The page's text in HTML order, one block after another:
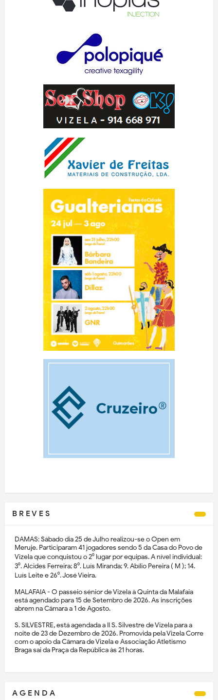
B R E V E S
DAMAS: Sábado dia 25 de Julho realizou-se o Open em
Meruje. Participaram 41 jogadores sendo 5 da Casa do Povo de
Vizela que conquistou o 2⁰ lugar por equipas. A nível individual:
3⁰. Alcides Ferreira; 8⁰. Luís Miranda; 9. Abílio Pereira ( M ); 14.
Luís Leite e 26⁰. José Vieira.
MALAFAIA - O passeio sénior de Vizela à Quinta da Malafaia
está agendado para 15 de Setembro de 2026. As inscrições
abrem na Câmara a 1 de Agosto.
S. SILVESTRE, está agendada a II S. Silvestre de Vizela para a
noite de 23 de Dezembro de 2026. Promovida pela Vizela Corre
com o apoio da Câmara de Vizela e Associação Atletismo
Braga sai da Praça da República às 21 horas.
A G E N D A